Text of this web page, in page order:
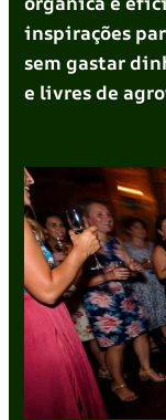
inspirações
sem gastar
e livres de